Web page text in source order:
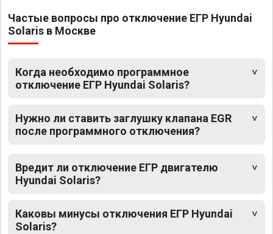
Частые вопросы про отключение ЕГР Hyundai
Solaris в Москве
Когда необходимо программное
отключение ЕГР Hyundai Solaris?
Нужно ли ставить заглушку клапана EGR
после программного отключения?
Вредит ли отключение ЕГР двигателю
Hyundai Solaris?
Каковы минусы отключения ЕГР Hyundai
Solaris?